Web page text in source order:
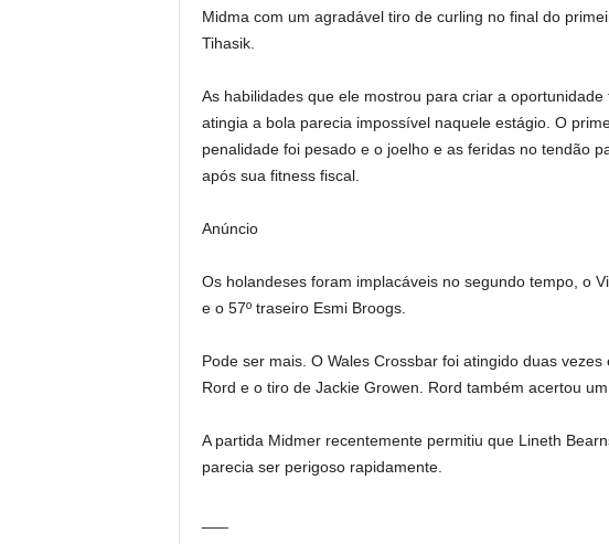
Midma com um agradável tiro de curling no final do
Tihasik.
As habilidades que ele mostrou para criar a
atingia a bola parecia impossível naquele estágio. O
penalidade foi pesado e o joelho e as feridas no tendão
após sua fitness fiscal.
Anúncio
Os holandeses foram implacáveis ​​no segundo tempo, o
e o 57º traseiro Esmi Broogs.
Pode ser mais. O Wales Crossbar foi atingido duas
Rord e o tiro de Jackie Growen. Rord também acertou
A partida Midmer recentemente permitiu que Lineth
parecia ser perigoso rapidamente.